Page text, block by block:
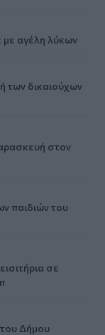
με αγέλη λύκων
των δικαιούχων
στον
παιδιών του
σε
του Δήμου